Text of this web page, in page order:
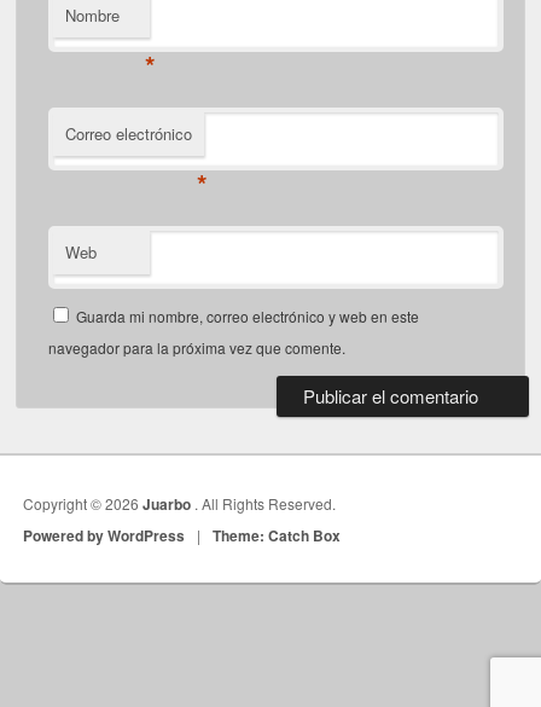
Nombre
*
Correo electrónico
*
Web
Guarda mi nombre, correo electrónico y web en este
navegador para la próxima vez que comente.
Copyright © 2026Juarbo . All Rights Reserved.
Powered by WordPress | Theme: Catch Box